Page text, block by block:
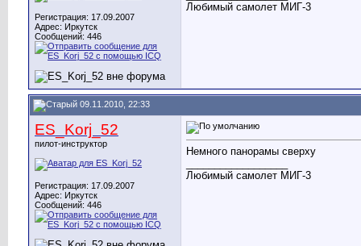
Регистрация: 17.09.2007
Адрес: Иркутск
Сообщений: 446
Любимый самолет МИГ-3
09.11.2010, 22:33
ES_Korj_52
пилот-инструктор
Регистрация: 17.09.2007
Адрес: Иркутск
Сообщений: 446
Немного панорамы сверху
Любимый самолет МИГ-3